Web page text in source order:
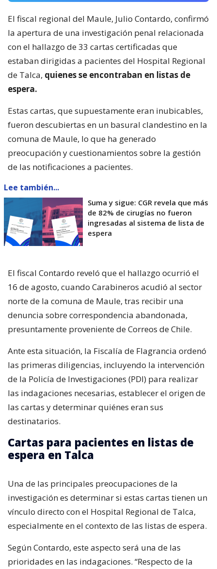
El fiscal regional del Maule, Julio Contardo, confirmó
la apertura de una investigación penal relacionada
con el hallazgo de 33 cartas certificadas que
estaban dirigidas a pacientes del Hospital Regional
de Talca, quienes se encontraban en listas de
espera.
Estas cartas, que supuestamente eran inubicables,
fueron descubiertas en un basural clandestino en la
comuna de Maule, lo que ha generado
preocupación y cuestionamientos sobre la gestión
de las notificaciones a pacientes.
Lee también...
Suma y sigue: CGR revela que más
de 82% de cirugías no fueron
ingresadas al sistema de lista de
espera
El fiscal Contardo reveló que el hallazgo ocurrió el
16 de agosto, cuando Carabineros acudió al sector
norte de la comuna de Maule, tras recibir una
denuncia sobre correspondencia abandonada,
presuntamente proveniente de Correos de Chile.
Ante esta situación, la Fiscalía de Flagrancia ordenó
las primeras diligencias, incluyendo la intervención
de la Policía de Investigaciones (PDI) para realizar
las indagaciones necesarias, establecer el origen de
las cartas y determinar quiénes eran sus
destinatarios.
Cartas para pacientes en listas de
espera en Talca
Una de las principales preocupaciones de la
investigación es determinar si estas cartas tienen un
vínculo directo con el Hospital Regional de Talca,
especialmente en el contexto de las listas de espera.
Según Contardo, este aspecto será una de las
prioridades en las indagaciones. “Respecto de la